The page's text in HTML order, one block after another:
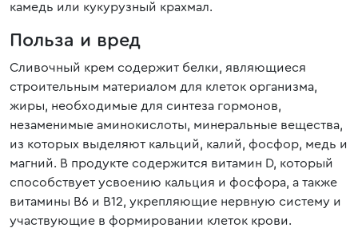
камедь или кукурузный крахмал.
Польза и вред
Сливочный крем содержит белки, являющиеся
строительным материалом для клеток организма,
жиры, необходимые для синтеза гормонов,
незаменимые аминокислоты, минеральные вещества,
из которых выделяют кальций, калий, фосфор, медь и
магний. В продукте содержится витамин D, который
способствует усвоению кальция и фосфора, а также
витамины В6 и В12, укрепляющие нервную систему и
участвующие в формировании клеток крови.